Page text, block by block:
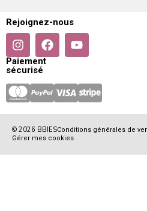
Rejoignez-nous
Paiement
sécurisé
© 2026 BBIESConditions générales de
Gérer mes cookies